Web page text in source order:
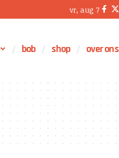
vr, aug 7
bob shop over ons